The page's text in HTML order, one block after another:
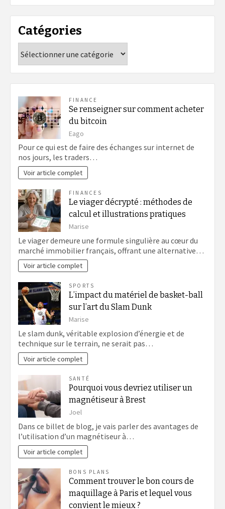
Catégories
FINANCE
Se renseigner sur comment acheter
du bitcoin
Eago
Pour ce qui est de faire des échanges sur internet de
nos jours, les traders…
Voir article complet
FINANCES
Le viager décrypté : méthodes de
calcul et illustrations pratiques
Marise
Le viager demeure une formule singulière au cœur du
marché immobilier français, offrant une alternative…
Voir article complet
SPORTS
L’impact du matériel de basket-ball
sur l’art du Slam Dunk
Marise
Le slam dunk, véritable explosion d’énergie et de
technique sur le terrain, ne serait pas…
Voir article complet
SANTÉ
Pourquoi vous devriez utiliser un
magnétiseur à Brest
Joel
Dans ce billet de blog, je vais parler des avantages de
l’utilisation d’un magnétiseur à…
Voir article complet
BONS PLANS
Comment trouver le bon cours de
maquillage à Paris et lequel vous
convient le mieux ?